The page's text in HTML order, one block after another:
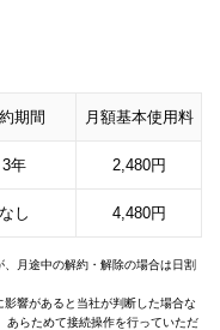
期間 月額基本使用料
3年 2,480円
なし 4,480円
月途中の解約・解除の場合は日割
響があると当社が判断した場合な
あらためて接続操作を行っていただ